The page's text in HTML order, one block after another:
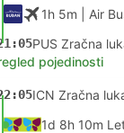
1h 5m | Air
PUS Zračna
pojedinosti
ICN Zračna
1d 8h 10m